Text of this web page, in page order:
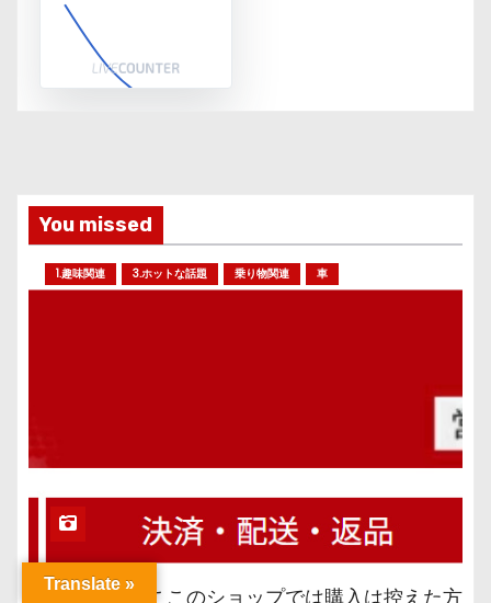
You missed
1.趣味関連 3.ホットな話題 乗り物関連 車
【注意喚起】ここのショップでは購入は控えた方
Translate »